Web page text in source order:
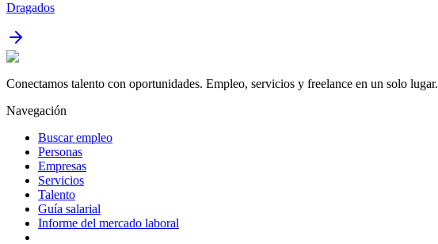
Dragados
Conectamos talento con oportunidades. Empleo, servicios y freelance en un solo lugar.
Navegación
Buscar empleo
Personas
Empresas
Servicios
Talento
Guía salarial
Informe del mercado laboral